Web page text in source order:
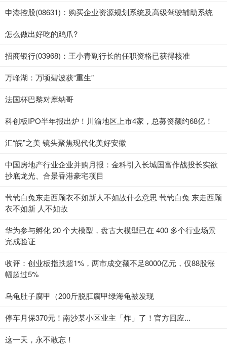
申港控股(08631)：购买企业资源规划系统及高级驾驶辅助系统
怎么做出好吃的鸡爪?
招商银行(03968)：王小青副行长的任职资格已获得核准
万峰湖：万顷碧波获“重生”
法国杯巴黎对摩纳哥
科创板IPO半年报出炉！川渝地区上市4家，总募资额约68亿！
汇“皖”之美 镜头聚焦现代化美好安徽
中国房地产行业企业并购月报：金科引入长城国富作战投长实欲
抄底龙光、合景香港豪宅项目
茕茕白兔东走西顾衣不如新人不如故什么意思 茕茕白兔 东走西顾
衣不如新 人不如故
华为参与孵化 20 个大模型，盘古大模型已在 400 多个行业场景
完成验证
收评：创业板指跌超1%，两市成交额不足8000亿元，仅88股涨
幅超过5%
乌龟肚子腐甲（200斤脱肛腐甲绿海龟被发现
停车月保370元！南沙某小区业主「炸」了！官方回应...
这一天，永不敢忘！